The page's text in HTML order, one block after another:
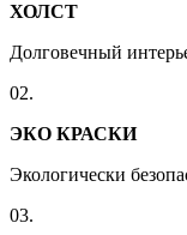
ХОЛСТ
Долговечный
02.
ЭКО КРАСКИ
Экологически
03.